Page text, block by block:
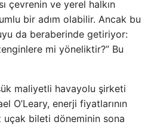
çevrenin ve yerel halkın
bir adım olabilir. Ancak bu
da beraberinde getiriyor:
mi yöneliktir?” Bu
maliyetli havayolu şirketi
O’Leary, enerji fiyatlarının
bileti döneminin sona